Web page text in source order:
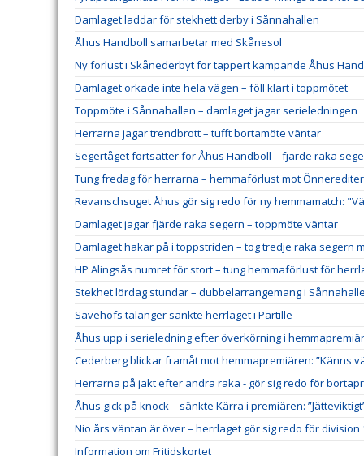
Damlaget laddar för stekhett derby i Sånnahallen
Åhus Handboll samarbetar med Skånesol
Ny förlust i Skånederbyt för tappert kämpande Åhus
Damlaget orkade inte hela vägen – föll klart i toppmötet
Toppmöte i Sånnahallen – damlaget jagar serieledningen
Herrarna jagar trendbrott – tufft bortamöte väntar
Segertåget fortsätter för Åhus Handboll – fjärde raka
Tung fredag för herrarna – hemmaförlust mot
Revanschsuget Åhus gör sig redo för ny hemmamatch:
Damlaget jagar fjärde raka segern – toppmöte väntar
Damlaget hakar på i toppstriden – tog tredje raka segern
HP Alingsås numret för stort – tung hemmaförlust för
Stekhet lördag stundar – dubbelarrangemang i
Sävehofs talanger sänkte herrlaget i Partille
Åhus upp i serieledning efter överkörning i
Cederberg blickar framåt mot hemmapremiären: ”Känns
Herrarna på jakt efter andra raka - gör sig redo för
Åhus gick på knock – sänkte Kärra i premiären:
Nio års väntan är över – herrlaget gör sig redo för division
Information om Fritidskortet